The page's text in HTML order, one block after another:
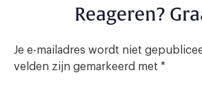
Reageren?
Je e-mailadres wordt niet
velden zijn gemarkeerd met *